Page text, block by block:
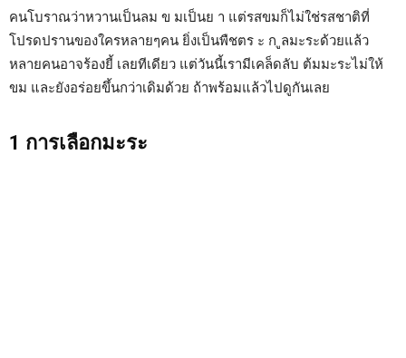
คนโบราณว่าหวานเป็นลม ข มเป็นย า แต่รสขมก็ไม่ใช่รสชาติที่
โปรดปรานของใครหลายๆคน ยิ่งเป็นพืชตร ะ ก ูลมะระด้วยแล้ว
หลายคนอาจร้องยี้ เลยทีเดียว แต่วันนี้เรามีเคล็ดลับ ต้มมะระไม่ให้
ขม และยังอร่อยขึ้นกว่าเดิมด้วย ถ้าพร้อมแล้วไปดูกันเลย
1 การเลือกมะระ